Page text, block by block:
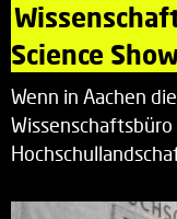
Science
Wenn in Aachen